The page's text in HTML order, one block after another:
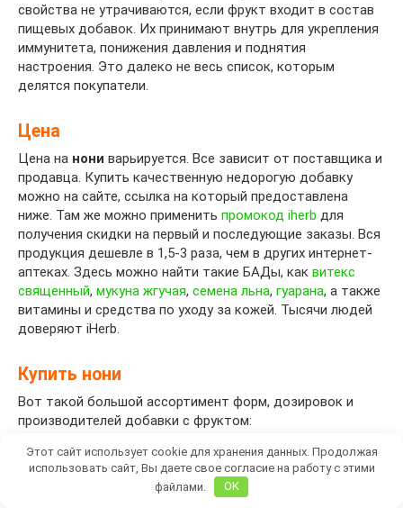
свойства не утрачиваются, если фрукт входит в состав
пищевых добавок. Их принимают внутрь для укрепления
иммунитета, понижения давления и поднятия
настроения. Это далеко не весь список, которым
делятся покупатели.
Цена
Цена на нони варьируется. Все зависит от поставщика и
продавца. Купить качественную недорогую добавку
можно на сайте, ссылка на который предоставлена
ниже. Там же можно применить промокод iherb для
получения скидки на первый и последующие заказы. Вся
продукция дешевле в 1,5-3 раза, чем в других интернет-
аптеках. Здесь можно найти такие БАДы, как витекс
священный, мукуна жгучая, семена льна, гуарана, а также
витамины и средства по уходу за кожей. Тысячи людей
доверяют iHerb.
Купить нони
Вот такой большой ассортимент форм, дозировок и
производителей добавки с фруктом:
Купить капсулы и сок!
Этот сайт использует cookie для хранения данных. Продолжая
использовать сайт, Вы даете свое согласие на работу с этими
файлами.
OK